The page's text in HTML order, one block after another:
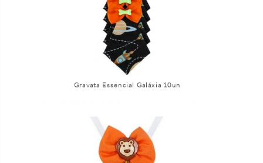
Gravata Essencial Galáxia 10un